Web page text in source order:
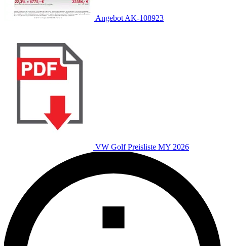
Angebot AK-108923
VW Golf Preisliste MY 2026